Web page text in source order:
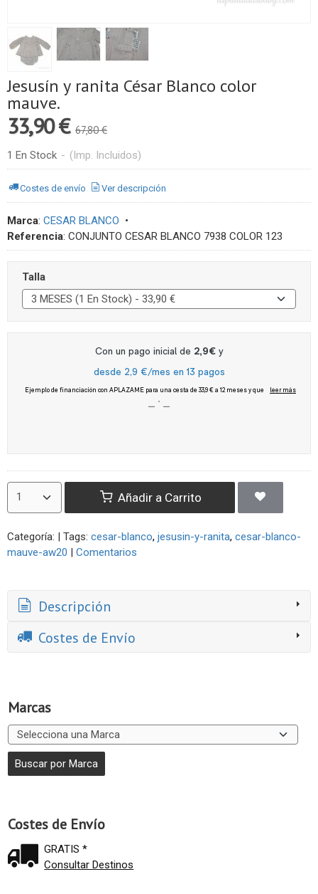
Marcas
Costes de Envío
GRATIS *
Consultar Destinos
Jesusín y ranita César Blanco color
mauve.
33,90 € 67,80 €
1 En Stock - (Imp. Incluidos)
Costes de envío Ver descripción
Marca: CESAR BLANCO •
Referencia: CONJUNTO CESAR BLANCO 7938 COLOR 123
Talla
Añadir a Carrito
Categoría: | Tags: cesar-blanco jesusin-y-ranita cesar-blanco-
mauve-aw20 | Comentarios
Descripción
Costes de Envío